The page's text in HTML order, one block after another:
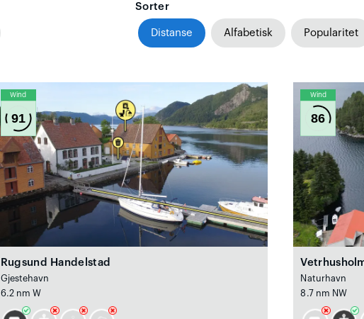
Sorter
Distanse Alfabetisk Popularitet
Wind
91
Rugsund Handelstad
Gjestehavn
6.2 nm W
Wind
86
Naturhavn
8.7 nm NW